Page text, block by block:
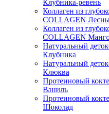
Клубника-ревень
Коллаген из
COLLAGEN
Коллаген из
COLLAGEN
Натуральный
Клубника
Натуральный
Клюква
Протеиновый
Ваниль
Протеиновый
Шоколад